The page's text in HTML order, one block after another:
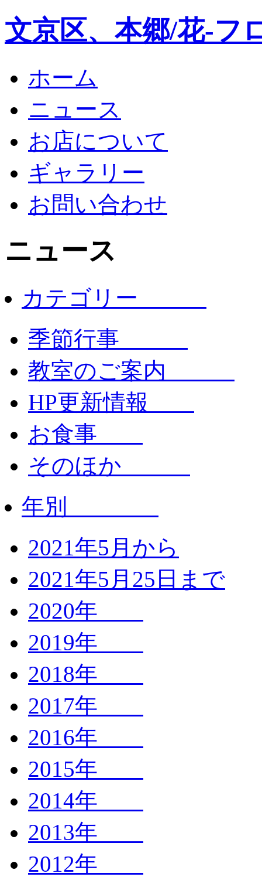
文京区、本郷/花-フ
ホーム
ニュース
お店について
ギャラリー
お問い合わせ
ニュース
カテゴリー
季節行事
教室のご案内
HP更新情報
お食事
そのほか
年別
2021年5月から
2021年5月25日まで
2020年
2019年
2018年
2017年
2016年
2015年
2014年
2013年
2012年